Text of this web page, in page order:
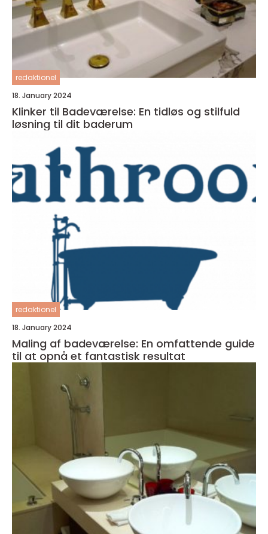
redaktionel
18. January 2024
Klinker til Badeværelse: En tidløs og stilfuld
løsning til dit baderum
redaktionel
18. January 2024
Maling af badeværelse: En omfattende guide
til at opnå et fantastisk resultat